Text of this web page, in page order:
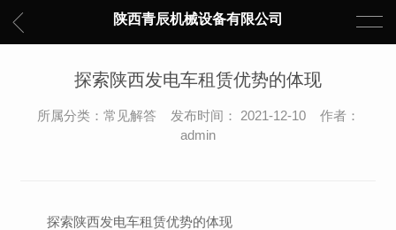
陕西青辰机械设备有限公司
探索陕西发电车租赁优势的体现
所属分类：常见解答 发布时间： 2021-12-10 作者：
admin
探索陕西发电车租赁优势的体现